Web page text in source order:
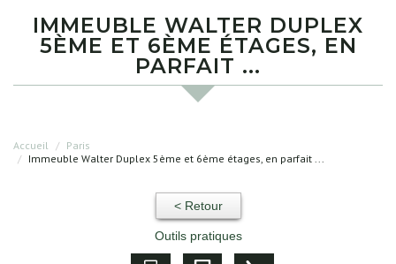
IMMEUBLE WALTER DUPLEX
5ÈME ET 6ÈME ÉTAGES, EN
PARFAIT ...
Accueil
Paris
Immeuble Walter Duplex 5ème et 6ème étages, en parfait ...
< Retour
Outils pratiques